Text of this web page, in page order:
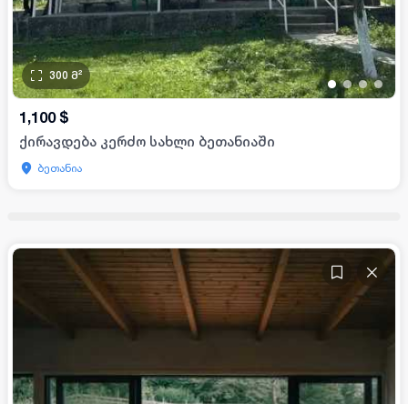
••••
300 მ²
1,100 $
ქირავდება კერძო სახლი ბეთანიაში
ბეთანია